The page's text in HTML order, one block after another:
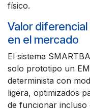
físico.
Valor
en el mercado
El sistema
solo prototipo un
determinista con
ligera, optimizados
de funcionar